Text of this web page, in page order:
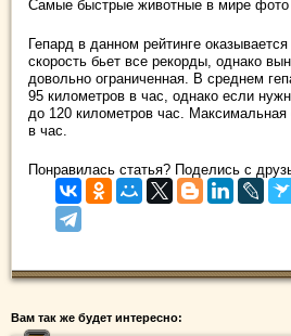
Самые быстрые животные в мире
Гепард в данном рейтинге
скорость бьет все рекорды, однако
довольно ограниченная. В среднем
95 километров в час, однако если
до 120 километров час. Максимальная
в час.
Понравилась статья? Поделись с
Вам так же будет интересно: